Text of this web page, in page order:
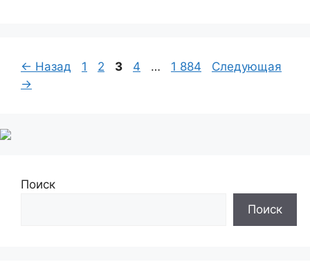
← Назад Страница
1 Страница
2 Страница
3 Страница
4 … Страница
1 884
Следующая
→
Поиск
Поиск